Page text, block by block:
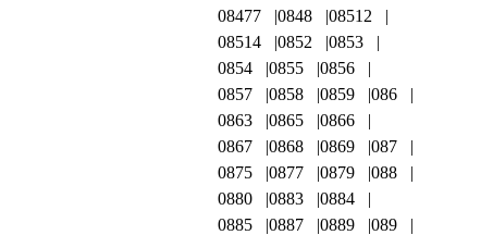
08477
0848
08512
08514
0852
0853
0854
0855
0856
0857
0858 0859
086
0863
0865
0866
0867
0868 0869
087
0875
0877 0879
088
0880
0883
0884
0885
0887 0889
089